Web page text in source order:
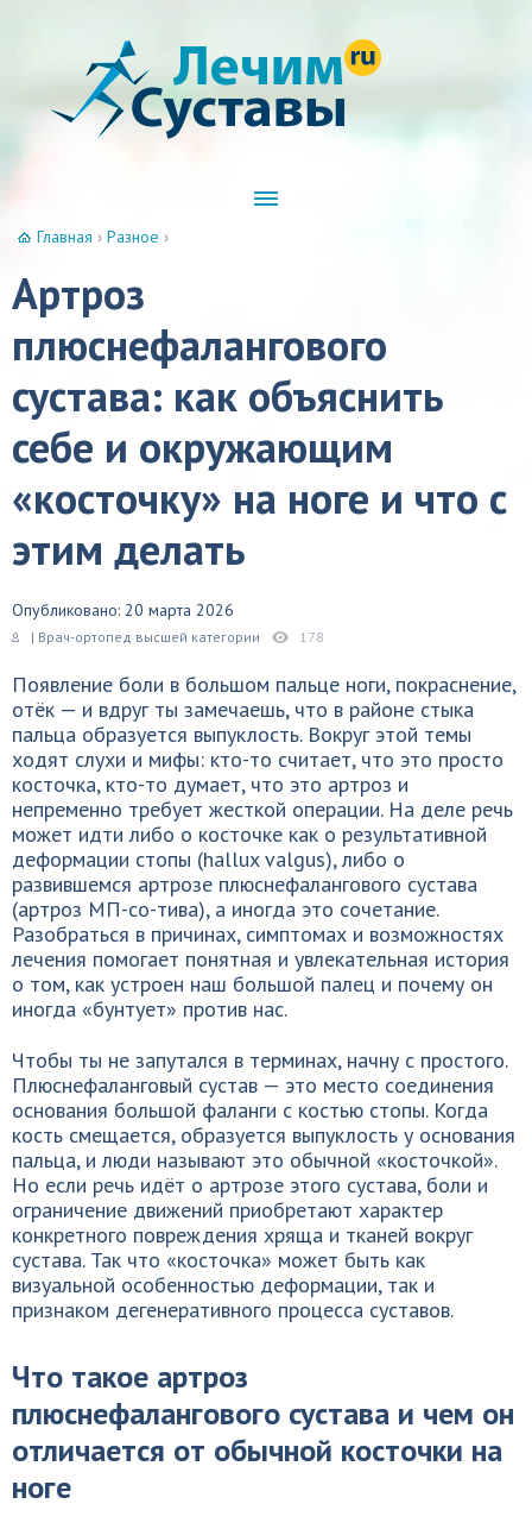
Главная › Разное ›
Артроз
плюснефалангового
сустава: как объяснить
себе и окружающим
«косточку» на ноге и что с
этим делать
Опубликовано: 20 марта 2026
| Врач-ортопед высшей категории 178
Появление боли в большом пальце ноги, покраснение,
отёк — и вдруг ты замечаешь, что в районе стыка
пальца образуется выпуклость. Вокруг этой темы
ходят слухи и мифы: кто-то считает, что это просто
косточка, кто-то думает, что это артроз и
непременно требует жесткой операции. На деле речь
может идти либо о косточке как о результативной
деформации стопы (hallux valgus), либо о
развившемся артрозе плюснефалангового сустава
(артроз МП-со-тива), а иногда это сочетание.
Разобраться в причинах, симптомах и возможностях
лечения помогает понятная и увлекательная история
о том, как устроен наш большой палец и почему он
иногда «бунтует» против нас.
Чтобы ты не запутался в терминах, начну с простого.
Плюснефаланговый сустав — это место соединения
основания большой фаланги с костью стопы. Когда
кость смещается, образуется выпуклость у основания
пальца, и люди называют это обычной «косточкой».
Но если речь идёт о артрозе этого сустава, боли и
ограничение движений приобретают характер
конкретного повреждения хряща и тканей вокруг
сустава. Так что «косточка» может быть как
визуальной особенностью деформации, так и
признаком дегенеративного процесса суставов.
Что такое артроз
плюснефалангового сустава и чем он
отличается от обычной косточки на
ноге